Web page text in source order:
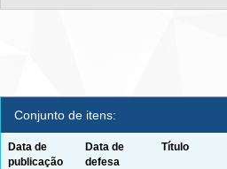
Conjunto de itens:
Data de
publicação
Data de
defesa
Título